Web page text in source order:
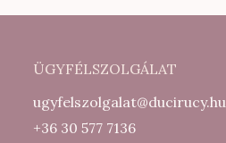
Ft.
000 Ft.
ÜGYFÉLSZOLGÁLAT
ugyfelszolgalat@ducirucy.hu
+36 30 577 7136